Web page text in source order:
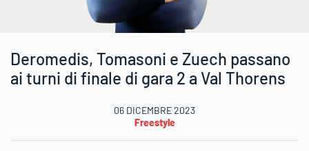
Deromedis, Tomasoni e Zuech passano
ai turni di finale di gara 2 a Val Thorens
06 DICEMBRE 2023
Freestyle